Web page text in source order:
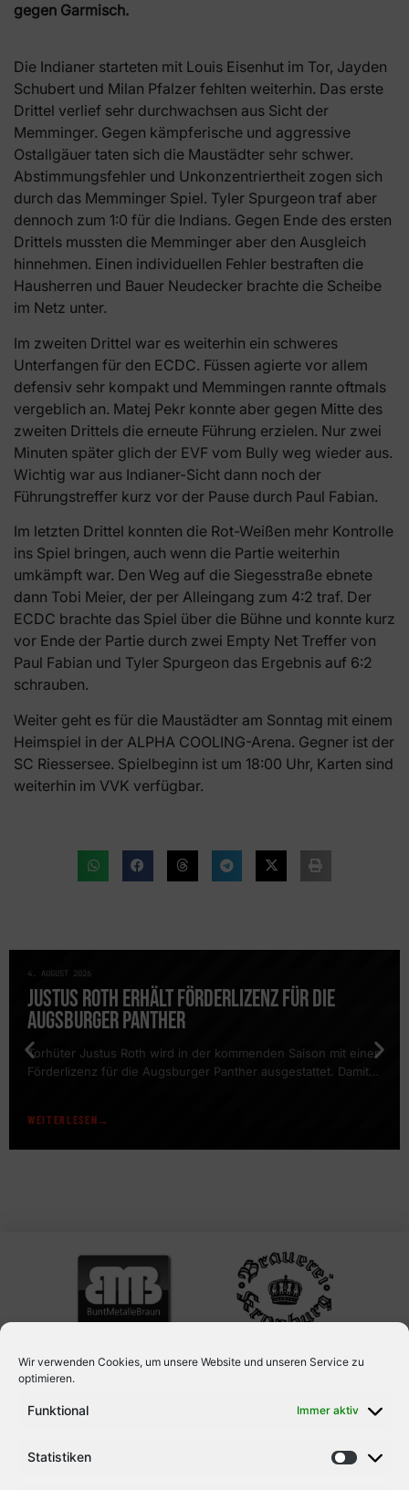
Wir verwenden Cookies, um unsere Website und unseren Service zu
optimieren.
Funktional Immer aktiv
Statistiken
gegen Garmisch.
Die Indianer starteten mit Louis Eisenhut im Tor, Jayden
Schubert und Milan Pfalzer fehlten weiterhin. Das erste
Drittel verlief sehr durchwachsen aus Sicht der
Memminger. Gegen kämpferische und aggressive
Ostallgäuer taten sich die Maustädter sehr schwer.
Abstimmungsfehler und Unkonzentriertheit zogen sich
durch das Memminger Spiel. Tyler Spurgeon traf aber
dennoch zum 1:0 für die Indians. Gegen Ende des ersten
Drittels mussten die Memminger aber den Ausgleich
hinnehmen. Einen individuellen Fehler bestraften die
Hausherren und Bauer Neudecker brachte die Scheibe
im Netz unter.
Im zweiten Drittel war es weiterhin ein schweres
Unterfangen für den ECDC. Füssen agierte vor allem
defensiv sehr kompakt und Memmingen rannte oftmals
vergeblich an. Matej Pekr konnte aber gegen Mitte des
zweiten Drittels die erneute Führung erzielen. Nur zwei
Minuten später glich der EVF vom Bully weg wieder aus.
Wichtig war aus Indianer-Sicht dann noch der
Führungstreffer kurz vor der Pause durch Paul Fabian.
Im letzten Drittel konnten die Rot-Weißen mehr Kontrolle
ins Spiel bringen, auch wenn die Partie weiterhin
umkämpft war. Den Weg auf die Siegesstraße ebnete
dann Tobi Meier, der per Alleingang zum 4:2 traf. Der
ECDC brachte das Spiel über die Bühne und konnte kurz
vor Ende der Partie durch zwei Empty Net Treffer von
Paul Fabian und Tyler Spurgeon das Ergebnis auf 6:2
schrauben.
Weiter geht es für die Maustädter am Sonntag mit einem
Heimspiel in der ALPHA COOLING-Arena. Gegner ist der
SC Riessersee. Spielbeginn ist um 18:00 Uhr, Karten sind
weiterhin im VVK verfügbar.
NEWS
4. AUGUST 2026
JUSTUS ROTH ERHÄLT FÖRDERLIZENZ FÜR DIE
AUGSBURGER PANTHER
Torhüter Justus Roth wird in der kommenden Saison mit einer
Förderlizenz für die Augsburger Panther ausgestattet. Damit
mit dem Team sowie dem Torwarttrainer der Panther zu
WEITERLESEN